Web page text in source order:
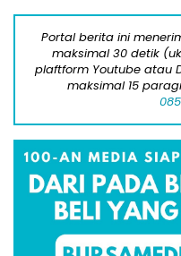
Portal berita ini
maksimal 30 detik
plaftform Youtube atau
maksimal 15